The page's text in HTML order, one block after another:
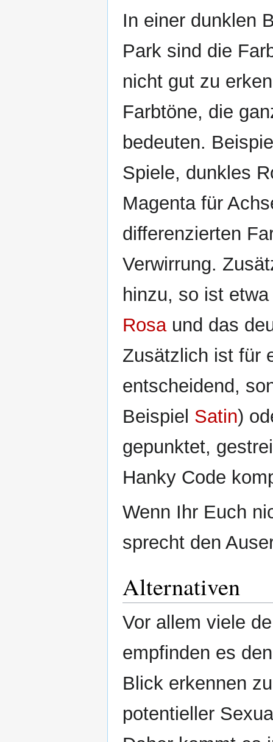
In einer dunklen
Park sind die
nicht gut zu
Farbtöne, die
bedeuten.
Spiele, dunkles
Magenta für
differenzierten
Verwirrung.
hinzu, so ist
Rosaund das
Zusätzlich ist für
entscheidend,
Beispiel Satin)
gepunktet,
Hanky Code
Wenn Ihr Euch
sprecht den
Alternativen
Vor allem viele
empfinden es
Blick erkennen
potentieller